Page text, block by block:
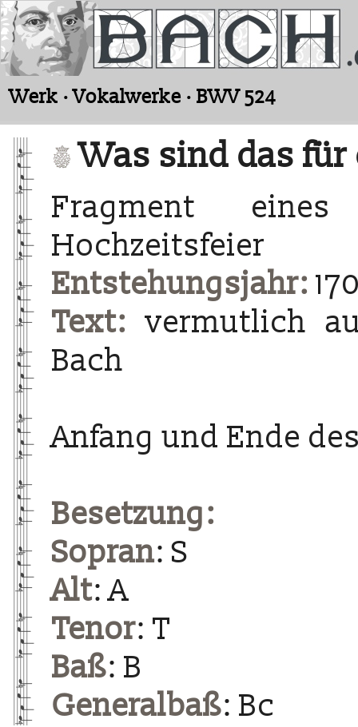
Werk · Vokalwerke · BWV 524
Was sind das
Fragment
Hochzeitsfeier
Entstehungsjahr:
Text: vermutlich
Bach
Anfang und Ende
Besetzung:
Sopran: S
Alt: A
Tenor: T
Baß: B
Generalbaß: Bc